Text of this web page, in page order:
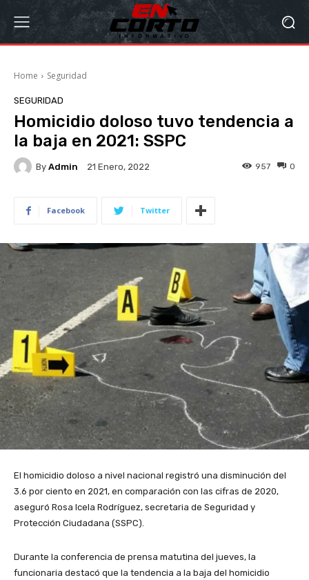
Home Seguridad
SEGURIDAD
Homicidio doloso tuvo tendencia a
la baja en 2021: SSPC
By Admin 21 Enero, 2022 0
957
Facebook Twitter
El homicidio doloso a nivel nacional registró una disminución del
3.6 por ciento en 2021, en comparación con las cifras de 2020,
aseguró Rosa Icela Rodríguez, secretaria de Seguridad y
Protección Ciudadana (SSPC).
Durante la conferencia de prensa matutina del jueves, la
funcionaria destacó que la tendencia a la baja del homicidio